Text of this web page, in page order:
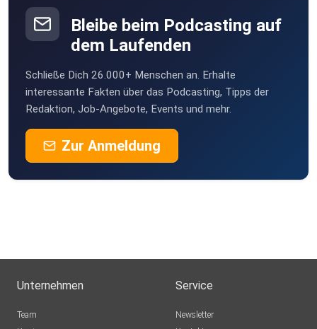
H. an der W.
epwtnmcs
Schweiz
Frelon1986
Delitzsch
0ipyhy23
Bleibe beim Podcasting auf
dem Laufenden
Schließe Dich 26.000+ Menschen an. Erhalte
interessante Fakten über das Podcasting, Tipps der
Redaktion, Job-Angebote, Events und mehr.
Zur Anmeldung
Unternehmen
Team
Service
Newsletter